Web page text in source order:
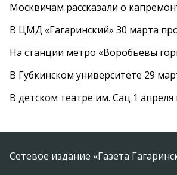
Москвичам рассказали о
В ЦМД «Гагаринский» 30 марта
На станции метро «Воробьевы
В Губкинском университете 29
В детском театре им. Сац 1
Сетевое издание «Газета